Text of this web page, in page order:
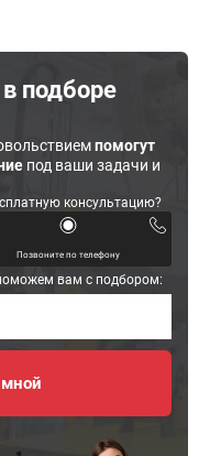
подборе
помогут
под ваши задачи и
консультацию?
Позвоните по телефону
вам с подбором: